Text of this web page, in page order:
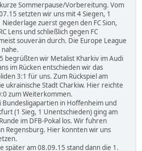
Sommerpause/Vorbereitung. Vom
setzten wir uns mit 4 Siegen, 1
zuerst gegen den FC Sion,
Lens und schließlich gegen FC
souverän durch. Die Europe League
begrüßten wir Metalist Kharkiv im Audi
im Rücken entschieden wir das
3:1 für uns. Zum Rückspiel am
ukrainische Stadt Charkiw. Hier reichte
zum Weiterkommen.
Bundesligapartien in Hoffenheim und
(1 Sieg, 1 Unentschieden) ging am
im DFB-Pokal los. Wir fuhren
Regensburg. Hier konnten wir uns
später am 08.09.15 stand dann die 1.